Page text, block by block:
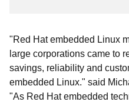
"Red Hat embedded Linux
large corporations came to
savings, reliability and
embedded Linux." said
"As Red Hat embedded